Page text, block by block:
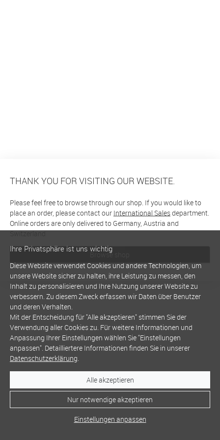
THANK YOU FOR VISITING OUR WEBSITE.
Please feel free to browse through our shop. If you would like to
place an order, please contact our International Salesdepartment.
Online orders are only delivered to Germany, Austria and
Switzerland
Browse shop
Ihre Privatsphäre ist uns wichtig
Diese Website verwendet Cookies und andere Technologien, um
unsere Website sicher zu halten, ihre Leistung zu messen, den
Inhalt zu personalisieren und Ihre Nutzung unserer Website zu
verbessern. Zu diesem Zweck erfassen wir Daten über Benutzer
und deren Verhalten.
Mit der Entscheidung für "Alle akzeptieren" stimmen Sie der
Verwendung aller Cookies zu. Für weitere Informationen und
Anpassung Ihrer Einstellungen wählen Sie "Einstellungen
anpassen". Detailliertere Informationen finden Sie in unserer
Datenschutzerklärung.
Alle akzeptieren
Nur notwendige akzeptieren
Einstellungen anpassen